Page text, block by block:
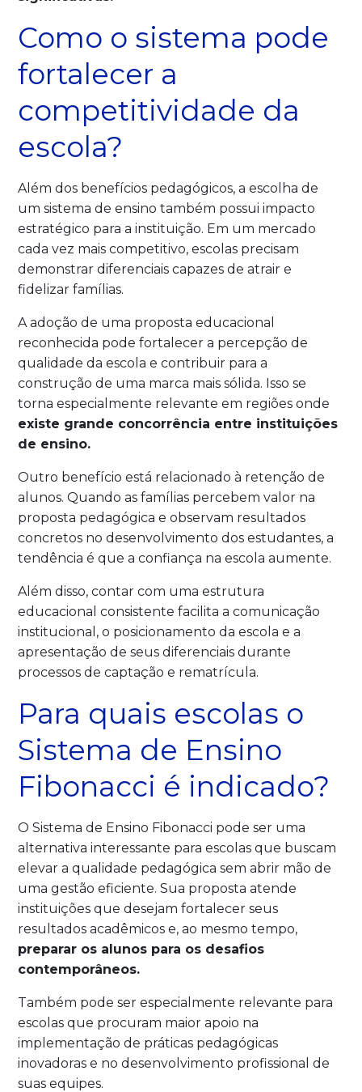
Como o sistema pode
fortalecer a
competitividade da
escola?
Além dos benefícios pedagógicos, a escolha de
um sistema de ensino também possui impacto
estratégico para a instituição. Em um mercado
cada vez mais competitivo, escolas precisam
demonstrar diferenciais capazes de atrair e
fidelizar famílias.
A adoção de uma proposta educacional
reconhecida pode fortalecer a percepção de
qualidade da escola e contribuir para a
construção de uma marca mais sólida. Isso se
torna especialmente relevante em regiões onde
existe grande concorrência entre instituições
de ensino.
Outro benefício está relacionado à retenção de
alunos. Quando as famílias percebem valor na
proposta pedagógica e observam resultados
concretos no desenvolvimento dos estudantes, a
tendência é que a confiança na escola aumente.
Além disso, contar com uma estrutura
educacional consistente facilita a comunicação
institucional, o posicionamento da escola e a
apresentação de seus diferenciais durante
processos de captação e rematrícula.
Para quais escolas o
Sistema de Ensino
Fibonacci é indicado?
O Sistema de Ensino Fibonacci pode ser uma
alternativa interessante para escolas que buscam
elevar a qualidade pedagógica sem abrir mão de
uma gestão eficiente. Sua proposta atende
instituições que desejam fortalecer seus
resultados acadêmicos e, ao mesmo tempo,
preparar os alunos para os desafios
contemporâneos.
Também pode ser especialmente relevante para
escolas que procuram maior apoio na
implementação de práticas pedagógicas
inovadoras e no desenvolvimento profissional de
suas equipes.